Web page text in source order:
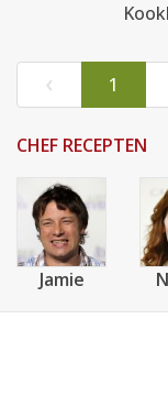
‹ 1
CHEF RECEPTEN
Jamie